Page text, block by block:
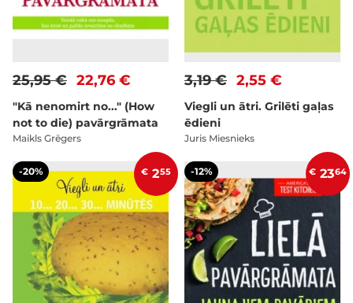
22,76 €
25,95 €
"Kā nenomirt no..." (How
not to die) pavārgrāmata
Maikls Grēgers
2,55 €
3,19 €
Viegli un ātri. Grilēti gaļas
ēdieni
Juris Miesnieks
-20% € 255 -12% € 2364